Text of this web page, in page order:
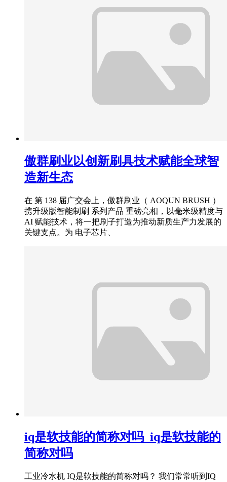
傲群刷业以创新刷具技术赋能全球智
造新生态
在 第 138 届广交会上，傲群刷业（ AOQUN BRUSH ）
携升级版智能制刷 系列产品 重磅亮相，以毫米级精度与
AI 赋能技术，将一把刷子打造为推动新质生产力发展的
关键支点。为 电子芯片、
iq是软技能的简称对吗_iq是软技能的
简称对吗
工业冷水机 IQ是软技能的简称对吗？ 我们常常听到IQ